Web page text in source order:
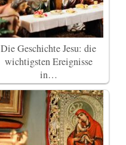
Die Geschichte Jesu: die
wichtigsten Ereignisse
in…